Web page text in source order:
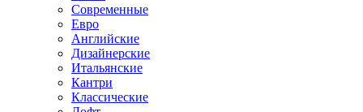
Современные
Евро
Английские
Дизайнерские
Итальянские
Кантри
Классические